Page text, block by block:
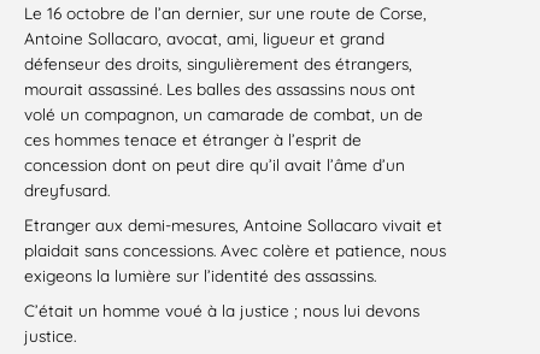
Le 16 octobre de l’an dernier, sur une route de Corse,
Antoine Sollacaro, avocat, ami, ligueur et grand
défenseur des droits, singulièrement des étrangers,
mourait assassiné. Les balles des assassins nous ont
volé un compagnon, un camarade de combat, un de
ces hommes tenace et étranger à l’esprit de
concession dont on peut dire qu’il avait l’âme d’un
dreyfusard.
Etranger aux demi-mesures, Antoine Sollacaro vivait et
plaidait sans concessions. Avec colère et patience, nous
exigeons la lumière sur l’identité des assassins.
C’était un homme voué à la justice ; nous lui devons
justice.